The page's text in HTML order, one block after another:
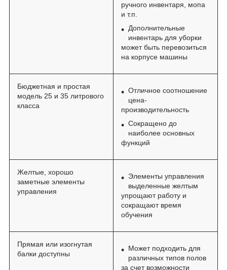
ручного инвентаря, мопа
и т.п.
Дополнительные
инвентарь для уборки
может быть перевозиться
на корпусе машины
Бюджетная и простая
модель 25 и 35 литрового
класса
Отличное соотношение
цена-
производительность
Сокращено до
наиболее основных
функций
Желтые, хорошо
заметные элементы
управления
Элементы управления
выделенные желтым
упрощают работу и
сокращают время
обучения
Прямая или изогнутая
балки доступны
Может подходить для
различных типов полов
за счет возможности